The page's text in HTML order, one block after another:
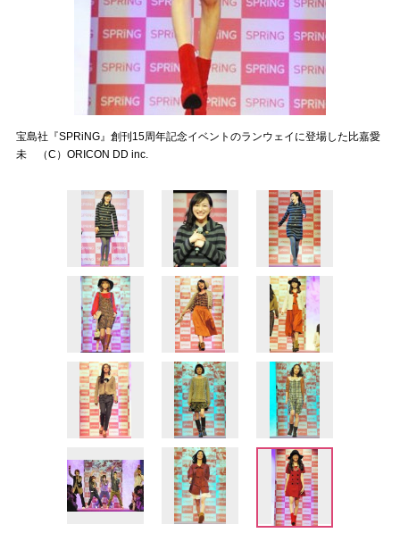
宝島社『SPRiNG』創刊15周年記念イベントのランウェイに登場した比嘉愛
未 （C）ORICON DD inc.